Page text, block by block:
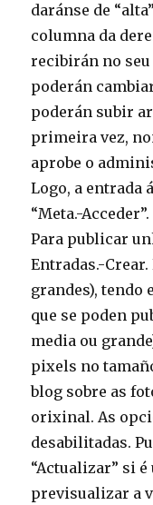
daránse de
columna da
recibirán no seu
poderán
poderán subir
primeira vez,
aprobe o
Logo, a entrada
“Meta.-Acceder”.
Para publicar
Entradas.-
grandes), tendo
que se poden
media ou
pixels no
blog sobre as
orixinal. As
desabilitadas.
“Actualizar” si
previsualizar a